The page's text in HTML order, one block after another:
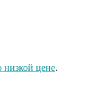
низкой цене.